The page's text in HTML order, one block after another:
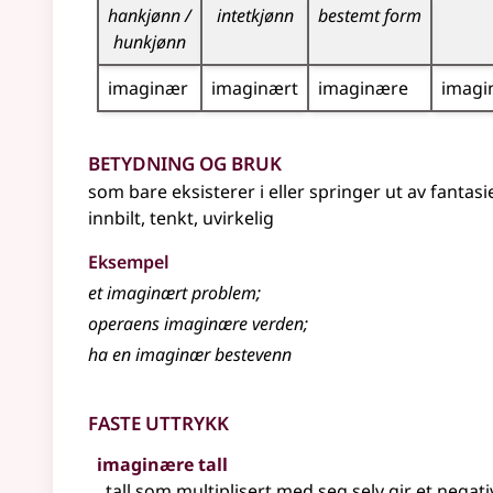
hankjønn /
hunkjønn
intetkjønn bestemt form
imaginær imaginært imaginære
Betydning og bruk
som bare eksisterer i eller springer ut av
innbilt, tenkt, uvirkelig
Eksempel
et imaginært problem;
operaens imaginære verden;
ha en imaginær bestevenn
Faste uttrykk
imaginære tall